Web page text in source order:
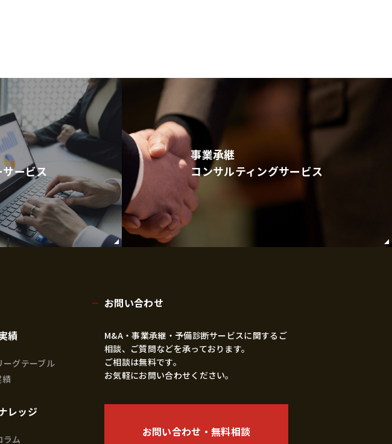
ービス
事業承継
コンサルティングサービス
績
ーグテーブル
績
レッジ
ラム
お問い合わせ
M&A・事業承継・予備診断サービスに関するご
相談、ご質問などを承っております。
ご相談は無料です。
お気軽にお問い合わせください。
お問い合わせ・無料相談